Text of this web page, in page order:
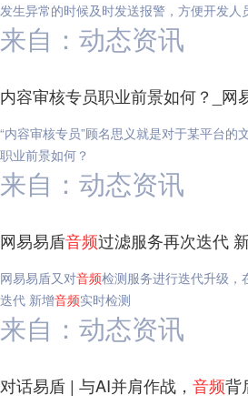
发生异常的时候及时发送报警，方便开发
来自：动态资讯
内容审核专员职业前景如何？_网
“内容审核专员”顾名思义就是对于某平台的文
职业前景如何？
来自：动态资讯
网易易盾音频过滤服务再次迭代
网易易盾又对音频检测服务进行迭代升级，
迭代 新增音频实时检测
来自：动态资讯
对话易盾 | 与AI并肩作战， 音频背